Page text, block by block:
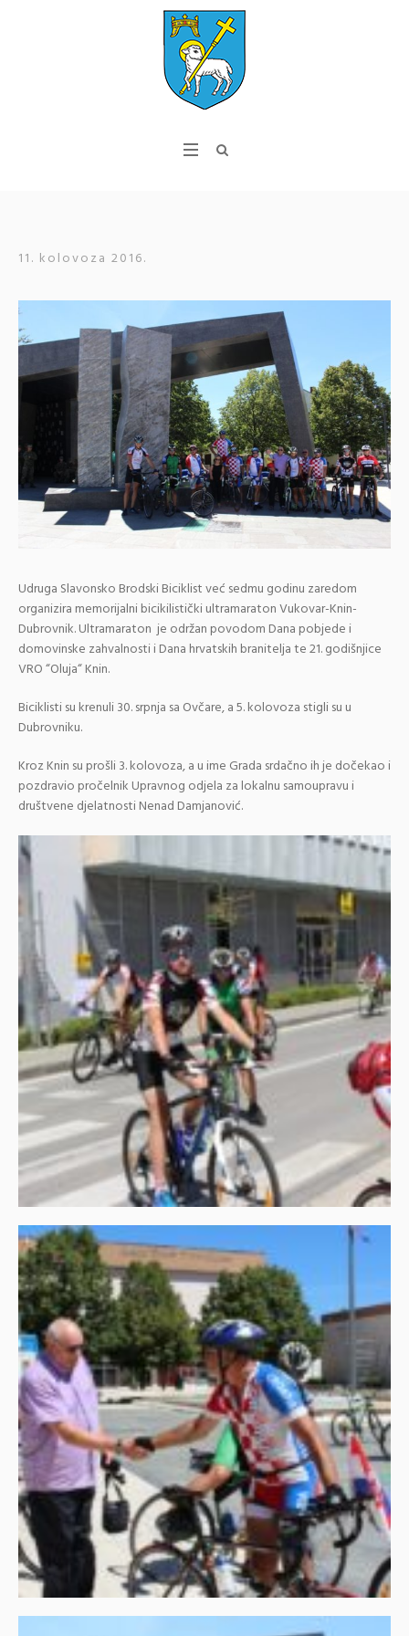
11. kolovoza 2016.
Udruga Slavonsko Brodski Biciklist već sedmu godinu zaredom
organizira memorijalni bicikilistički ultramaraton Vukovar-Knin-
Dubrovnik. Ultramaraton je održan povodom Dana pobjede i
domovinske zahvalnosti i Dana hrvatskih branitelja te 21. godišnjice
VRO “Oluja“ Knin.
Biciklisti su krenuli 30. srpnja sa Ovčare, a 5. kolovoza stigli su u
Dubrovniku.
Kroz Knin su prošli 3. kolovoza, a u ime Grada srdačno ih je dočekao i
pozdravio pročelnik Upravnog odjela za lokalnu samoupravu i
društvene djelatnosti Nenad Damjanović.